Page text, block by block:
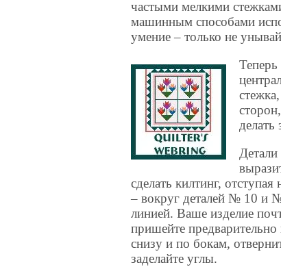
частыми мелкими
машинным способами
умение – только не
Теперь
сделать килтинг,
– вокруг деталей № 10 и
линией. Ваше изделие
пришейте
снизу и по бокам,
заделайте углы.